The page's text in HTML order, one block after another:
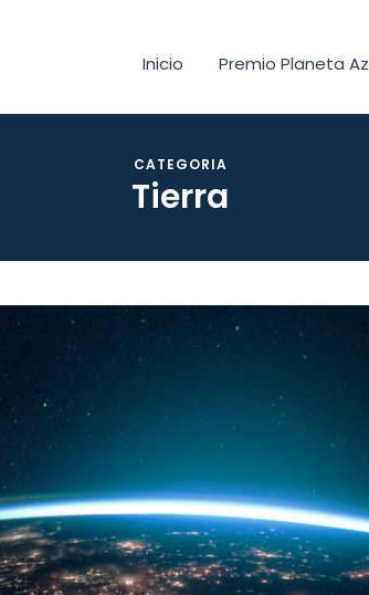
Inicio Premio Planeta
CATEGORIA
Tierra